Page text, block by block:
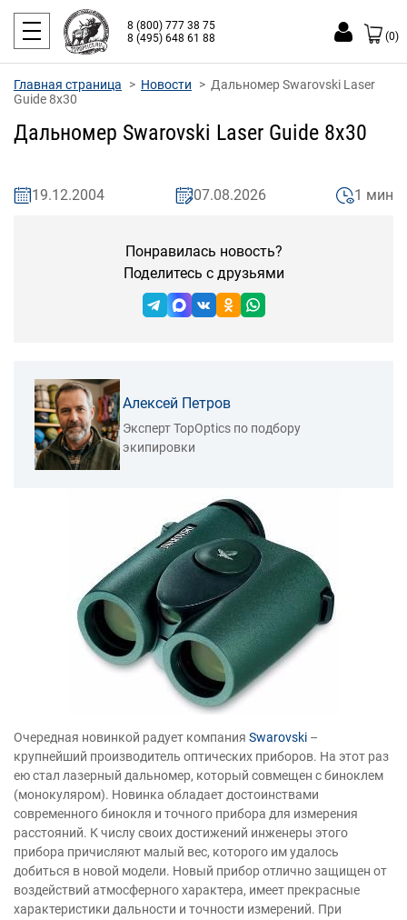
8 (800) 777 38 75
8 (495) 648 61 88
(0)
Главная страница Новости
Дальномер Swarovski Laser
Guide 8х30
Дальномер Swarovski Laser Guide 8х30
19.12.2004 07.08.2026 1 мин
Понравилась новость?
Поделитесь с друзьями
Алексей Петров
Эксперт TopOptics по подбору
экипировки
Очередная новинкой радует компания Swarovski –
крупнейший производитель оптических приборов. На этот раз
ею стал лазерный дальномер, который совмещен с биноклем
(монокуляром). Новинка обладает достоинствами
современного бинокля и точного прибора для измерения
расстояний. К числу своих достижений инженеры этого
прибора причисляют малый вес, которого им удалось
добиться в новой модели. Новый прибор отлично защищен от
воздействий атмосферного характера, имеет прекрасные
характеристики дальности и точности измерений. При